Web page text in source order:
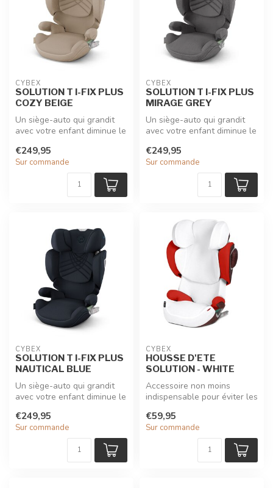
CYBEX
SOLUTION T I-FIX PLUS
COZY BEIGE
Un siège-auto qui grandit
avec votre enfant diminue le
€249,95
Sur commande
CYBEX
SOLUTION T I-FIX PLUS
MIRAGE GREY
Un siège-auto qui grandit
avec votre enfant diminue le
€249,95
Sur commande
CYBEX
SOLUTION T I-FIX PLUS
NAUTICAL BLUE
Un siège-auto qui grandit
avec votre enfant diminue le
€249,95
Sur commande
CYBEX
HOUSSE D'ETE
SOLUTION - WHITE
Accessoire non moins
indispensable pour éviter les
voitur...
€59,95
Sur commande